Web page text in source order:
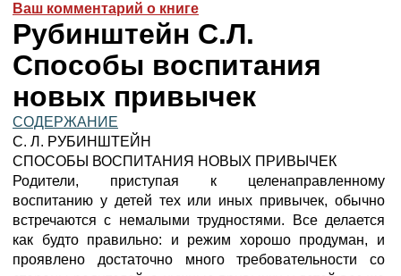
Ваш комментарий о книге
Рубинштейн С.Л.
Способы воспитания
новых привычек
СОДЕРЖАНИЕ
С. Л. РУБИНШТЕЙН
СПОСОБЫ ВОСПИТАНИЯ НОВЫХ ПРИВЫЧЕК
Родители, приступая к целенаправленному
воспитанию у детей тех или иных привычек, обычно
встречаются с немалыми трудностями. Все делается
как будто правильно: и режим хорошо продуман, и
проявлено достаточно много требовательности со